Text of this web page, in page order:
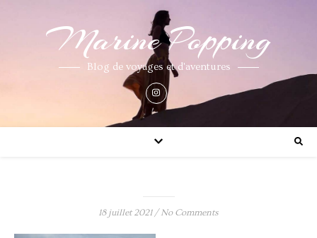
Marine Popping
Blog de voyages et d'aventures
18 juillet 2021 / No Comments